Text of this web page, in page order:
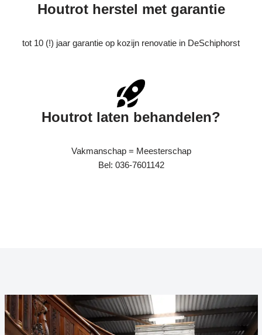
Houtrot herstel met garantie
tot 10 (!) jaar garantie op kozijn renovatie in DeSchiphorst
Houtrot laten behandelen?
Vakmanschap = Meesterschap
Bel: 036-7601142